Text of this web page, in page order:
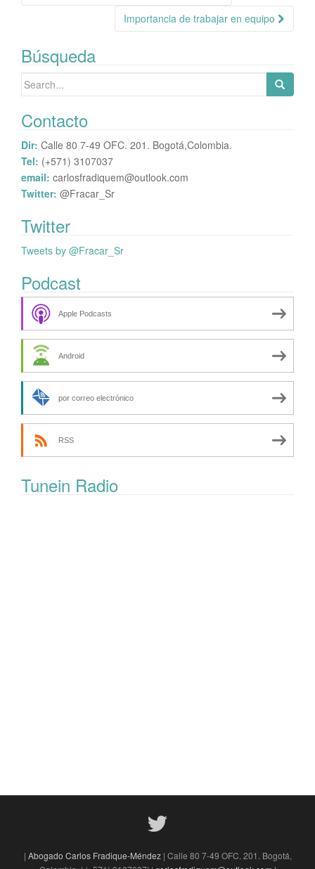
Importancia de trabajar en equipo
Búsqueda
Search
Contacto
Dir: Calle 80 7-49 OFC. 201. Bogotá,Colombia.
Tel: (+571) 3107037
email: carlosfradiquem@outlook.com
Twitter: @Fracar_Sr
Twitter
Tweets by @Fracar_Sr
Podcast
Apple Podcasts
Android
por correo electrónico
RSS
Tunein Radio
| Abogado Carlos Fradique-Méndez | Calle 80 7-49 OFC. 201. Bogotá,